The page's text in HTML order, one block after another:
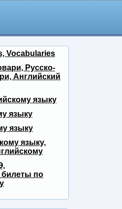
Vocabularies
Русско-
Английский
языку
языку
языку
языку,
по